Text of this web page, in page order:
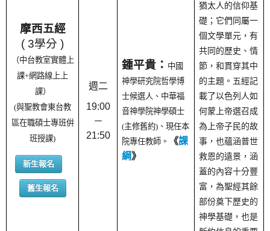
摩西五經
( 3學分 )
（中台教室實體上
課+網路線上上
課）
(與聖教會東台教
區在職碩士專班倂
班授課)
新生報名
舊生報名
週二
19:00
－
21:50
鍾平貴 ： 中國
神學研究院哲學博
士候選人、中華福
音神學院神學碩士
(主修舊約)、現任本
院專任教師。
《課
綱》
猶太人的信仰基
礎；它們同屬一
個文學單元，有
共同的歷史、情
節，和貫穿其中
的主題。五經記
載了以色列人如
何蒙上帝選召成
為上帝子民的故
事，也蘊涵普世
救恩的遠景，涵
蓋的內容十分豐
富，為聖經其餘
部份奠下歷史的
神學基礎，也是